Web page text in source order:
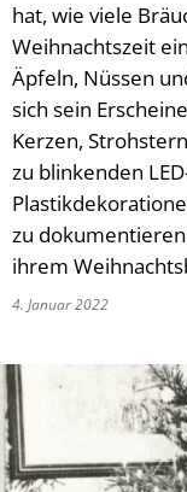
hat, wie viele
Weihnachtszeit
Äpfeln, Nüssen
sich sein
Kerzen,
zu blinkenden
zu
ihrem
4. Januar 2022